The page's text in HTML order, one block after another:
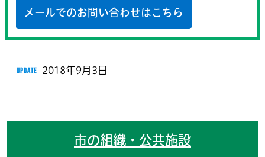
メールでのお問い合わせはこちら
2018年9月3日
市の組織・公共施設